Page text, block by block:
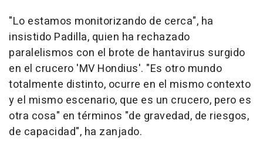
"Lo estamos monitorizando de cerca", ha
insistido Padilla, quien ha rechazado
paralelismos con el brote de hantavirus surgido
en el crucero 'MV Hondius'. "Es otro mundo
totalmente distinto, ocurre en el mismo contexto
y el mismo escenario, que es un crucero, pero es
otra cosa" en términos "de gravedad, de riesgos,
de capacidad", ha zanjado.